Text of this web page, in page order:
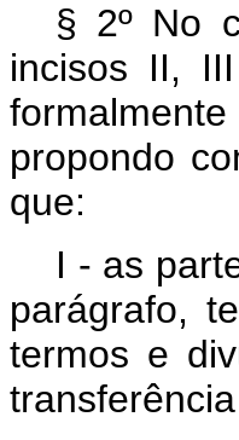
§ 2º No
incisos II,
propondo
que:
I - as
parágrafo,
termos e